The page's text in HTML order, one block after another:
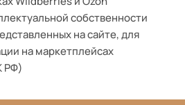
собственности
на сайте, для
на маркетплейсах
РФ)